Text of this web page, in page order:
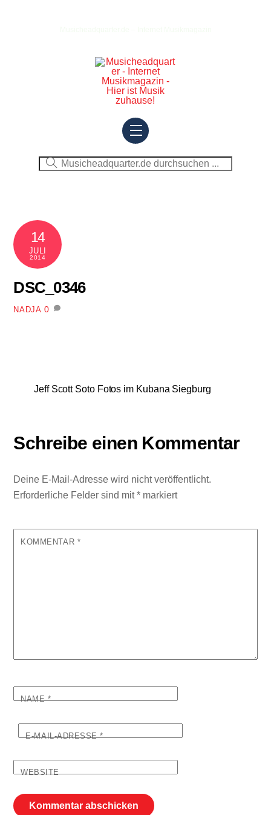
Menu
14
JULI
2014
DSC_0346
NADJA 0
Jeff Scott Soto Fotos im Kubana Siegburg
Schreibe einen Kommentar
Deine E-Mail-Adresse wird nicht veröffentlicht.
Erforderliche Felder sind mit* markiert
KOMMENTAR *
NAME*
E-MAIL-ADRESSE*
WEBSITE